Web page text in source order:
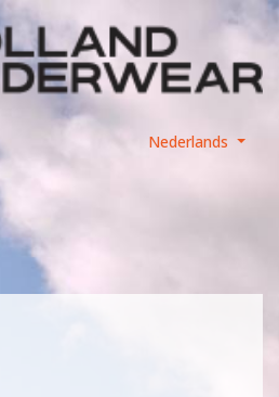
Nederlands